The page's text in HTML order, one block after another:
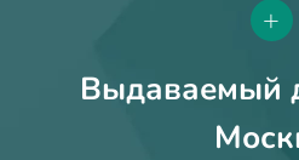
+
Выдаваемый